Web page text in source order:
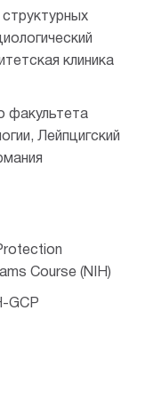
клиника
факультета
Лейпцигский
Course (NIH)
GCP